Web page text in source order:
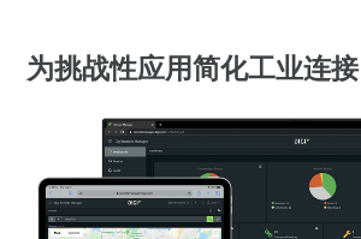
为挑战性应用简化工业连接